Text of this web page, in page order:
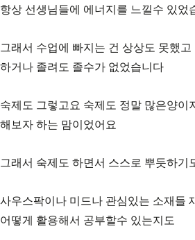
항상 선생님들에 에너지를 느낄수 있었
그래서 수업에 빠지는 건 상상도 못했
하거나 졸려도 졸수가 없었습니다
숙제도 그렇고요 숙제도 정말 많은양이
해보자 하는 맘이었어요
그래서 숙제도 하면서 스스로 뿌듯하기
사우스팍이나 미드나 관심있는 소재들
어떻게 활용해서 공부할수 있는지도